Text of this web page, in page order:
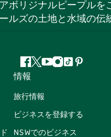
ボリジナルピープル
ルズの土地と水域の伝
フ
ェ
イ
ブ
ッ
ツ
ッ
ー
ユ
ー
ブ
イ
グ
ラ
テ
ト
ピ
ス
情報
旅行情報
ビジネスを登録する
NSWでのビジネス